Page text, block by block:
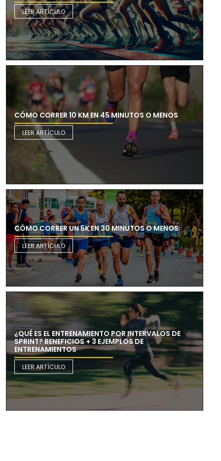
LEER ARTÍCULO
CÓMO CORRER 10 KM EN 45 MINUTOS O MENOS
LEER ARTÍCULO
CÓMO CORRER UN 5K EN 30 MINUTOS O MENOS
LEER ARTÍCULO
¿QUÉ ES EL ENTRENAMIENTO POR INTERVALOS DE
SPRINT? BENEFICIOS + 3 EJEMPLOS DE
ENTRENAMIENTOS
LEER ARTÍCULO